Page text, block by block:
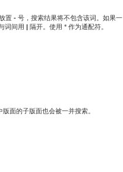
置 - 号，搜索结果将不包含该词。如果一
词间用 | 隔开。使用 * 作为通配符。
面的子版面也会被一并搜索。